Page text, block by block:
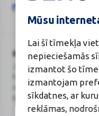
Mūsu
Lai šī tīmekļa
nepieciešamās
izmantot šo
izmantojam
sīkdatnes, ar
reklāmas,
Google
reCAPTCHA
Šo vietni aizsargā
BENU Aptieka Latvija,
Juridiskā adrese /
novads, LV-2130
Reģistrācijas Nr.: